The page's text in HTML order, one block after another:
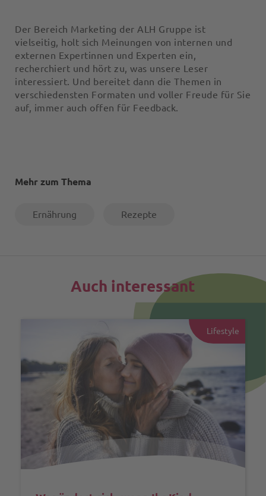
Der Bereich Marketing der ALH Gruppe ist
vielseitig, holt sich Meinungen von internen und
externen Expertinnen und Experten ein,
recherchiert und hört zu, was unsere Leser
interessiert. Und bereitet dann die Themen in
verschiedensten Formaten und voller Freude für Sie
auf, immer auch offen für Feedback.
Mehr zum Thema
Ernährung Rezepte
Auch interessant
Lifestyle